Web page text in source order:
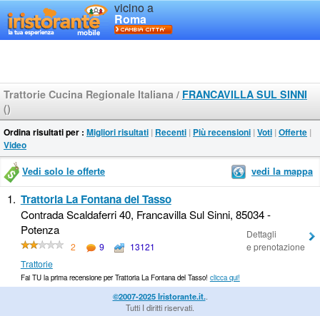
vicino a
Roma
Trattorie Cucina Regionale Italiana / FRANCAVILLA SUL SINNI
()
Ordina risultati per : Migliori risultati | Recenti | Più recensioni | Voti | Offerte |
Video
Vedi solo le offerte vedi la mappa
1. Trattoria La Fontana del Tasso
Contrada Scaldaferri 40, Francavilla Sul Sinni, 85034 -
Potenza
2 9
13121
Trattorie
Dettagli
e prenotazione
Fai TU la prima recensione per Trattoria La Fontana del Tasso! clicca qui!
©2007-2025 Iristorante.it..
Tutti I diritti riservati.